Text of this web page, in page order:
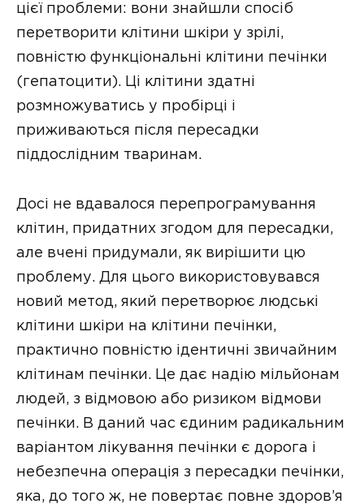
цієї проблеми: вони знайшли спосіб
перетворити клітини шкіри у зрілі,
повністю функціональні клітини печінки
(гепатоцити). Ці клітини здатні
розмножуватись у пробірці і
приживаються після пересадки
піддослідним тваринам.
Досі не вдавалося перепрограмування
клітин, придатних згодом для пересадки,
але вчені придумали, як вирішити цю
проблему. Для цього використовувався
новий метод, який перетворює людські
клітини шкіри на клітини печінки,
практично повністю ідентичні звичайним
клітинам печінки. Це дає надію мільйонам
людей, з відмовою або ризиком відмови
печінки. В даний час єдиним радикальним
варіантом лікування печінки є дорога і
небезпечна операція з пересадки печінки,
яка, до того ж, не повертає повне здоров’я